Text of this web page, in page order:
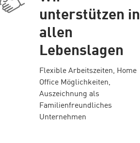
unterstützen in
allen
Lebenslagen
Flexible Arbeitszeiten, Home
Office Möglichkeiten,
Auszeichnung als
Familienfreundliches
Unternehmen